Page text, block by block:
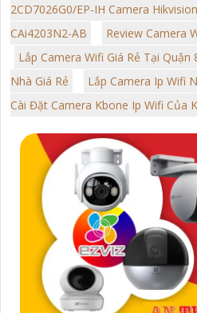
2CD7026G0/EP-IH Camera Hikvision
CAi4203N2-AB
Review Camera
Lắp Camera Wifi Giá Rẻ Tại Quận
Nhà Giá Rẻ
Lắp Camera Ip Wifi
Cài Đặt Camera Kbone Ip Wifi Của